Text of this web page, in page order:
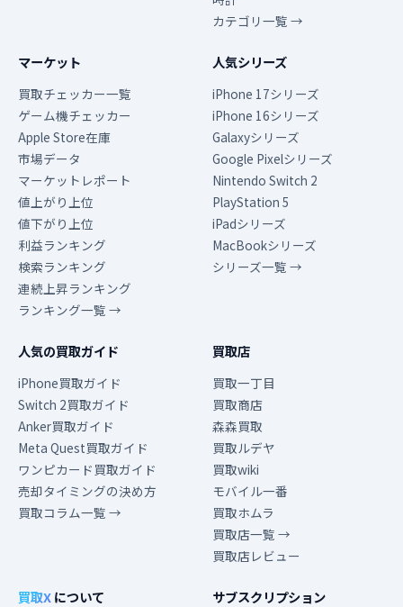
カテゴリ一覧 →
マーケット
買取チェッカー一覧
ゲーム機チェッカー
Apple Store在庫
市場データ
マーケットレポート
値上がり上位
値下がり上位
利益ランキング
検索ランキング
連続上昇ランキング
ランキング一覧 →
人気シリーズ
iPhone 17シリーズ
iPhone 16シリーズ
Galaxyシリーズ
Google Pixelシリーズ
Nintendo Switch 2
PlayStation 5
iPadシリーズ
MacBookシリーズ
シリーズ一覧 →
人気の買取ガイド
iPhone買取ガイド
Switch 2買取ガイド
Anker買取ガイド
Meta Quest買取ガイド
ワンピカード買取ガイド
売却タイミングの決め方
買取コラム一覧 →
買取店
買取一丁目
買取商店
森森買取
買取ルデヤ
買取wiki
モバイル一番
買取ホムラ
買取店一覧 →
買取店レビュー
買取Xについて サブスクリプション